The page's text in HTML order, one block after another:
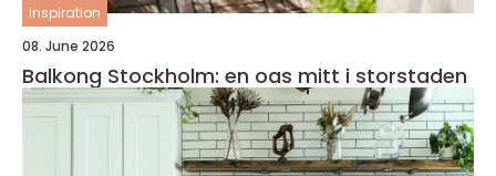
inspiration
08. June 2026
Balkong Stockholm: en oas mitt i storstaden